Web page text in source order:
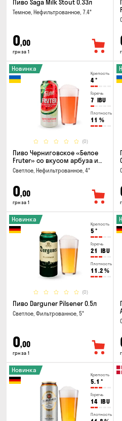
Пиво Saga Milk Stout 0.33л
Темное, Нефильтрованное, 7.4°
0,00
грн за 1
Крепость
4°
Горечь
7 IBU
Плотность
11 %
(0)
Новинка
Пиво Черниговское «Белое
Fruter» со вкусом арбуза и
мяты 0.5л
Светлое, Нефильтрованное, 4°
0,00
грн за 1
Крепость
5 °
Горечь
21 IBU
Плотность
11.2 %
(0)
Новинка
Пиво Darguner Pilsener 0.5л
Светлое, Фильтрованное, 5°
0,00
грн за 1
Крепость
5.1 °
Горечь
14 IBU
Плотность
Новинка